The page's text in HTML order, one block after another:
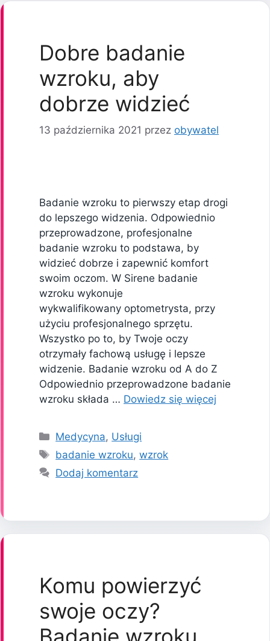
Dobre badanie
wzroku, aby
dobrze widzieć
13 października 2021 przez obywatel
Badanie wzroku to pierwszy etap drogi
do lepszego widzenia. Odpowiednio
przeprowadzone, profesjonalne
badanie wzroku to podstawa, by
widzieć dobrze i zapewnić komfort
swoim oczom. W Sirene badanie
wzroku wykonuje
wykwalifikowany optometrysta, przy
użyciu profesjonalnego sprzętu.
Wszystko po to, by Twoje oczy
otrzymały fachową usługę i lepsze
widzenie. Badanie wzroku od A do Z
Odpowiednio przeprowadzone badanie
wzroku składa … Dowiedz się więcej
Kategorie
Medycyna, Usługi
Tagi
badanie wzroku,wzrok
Dodaj komentarz
Komu powierzyć
swoje oczy?